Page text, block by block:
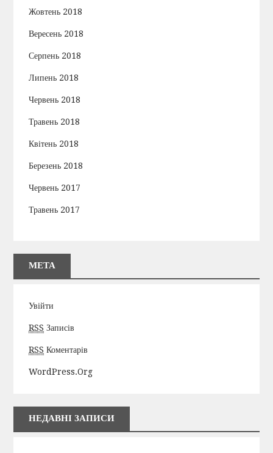
Жовтень 2018
Вересень 2018
Серпень 2018
Липень 2018
Червень 2018
Травень 2018
Квітень 2018
Березень 2018
Червень 2017
Травень 2017
МЕТА
Увійти
RSS Записів
RSS Коментарів
WordPress.org
НЕДАВНІ ЗАПИСИ